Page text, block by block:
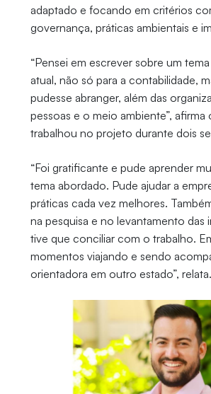
adaptado e focando em critérios
governança, práticas ambientais e
“Pensei em escrever sobre um
atual, não só para a contabilidade,
pudesse abranger, além das
pessoas e o meio ambiente”, afirma
trabalhou no projeto durante dois
“Foi gratificante e pude aprender
tema abordado. Pude ajudar a
práticas cada vez melhores.
na pesquisa e no levantamento das
tive que conciliar com o trabalho.
momentos viajando e sendo
orientadora em outro estado”, relata.